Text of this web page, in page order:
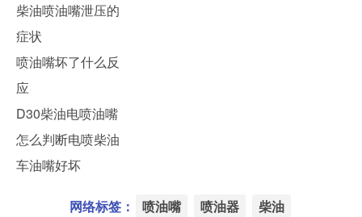
柴油喷油嘴泄压的
症状
喷油嘴坏了什么反
应
D30柴油电喷油嘴
怎么判断电喷柴油
车油嘴好坏
网络标签： 喷油嘴 喷油器
柴油